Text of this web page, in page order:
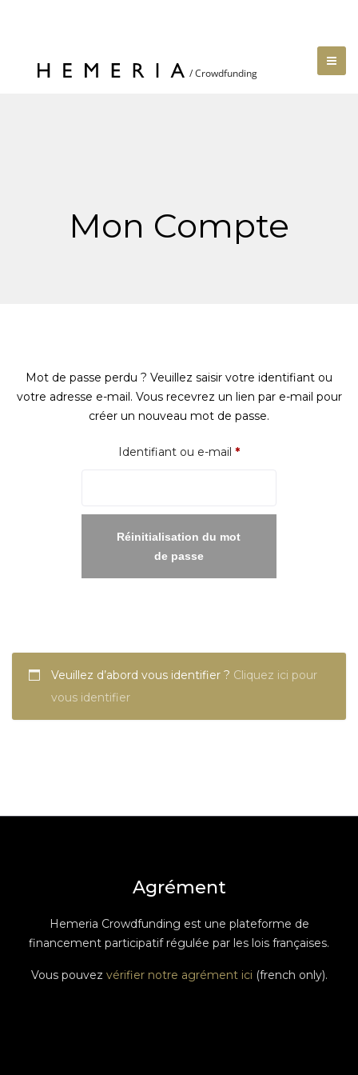
Mon Compte
Mot de passe perdu ? Veuillez saisir votre identifiant ou
votre adresse e-mail. Vous recevrez un lien par e-mail pour
créer un nouveau mot de passe.
Identifiant ou e-mail *Obligatoire
Réinitialisation du mot
de passe
Veuillez d’abord vous identifier ? Cliquez ici pour
vous identifier
Agrément
Hemeria Crowdfunding est une plateforme de
financement participatif régulée par les lois françaises.
Vous pouvez vérifier notre agrément ici (french only).